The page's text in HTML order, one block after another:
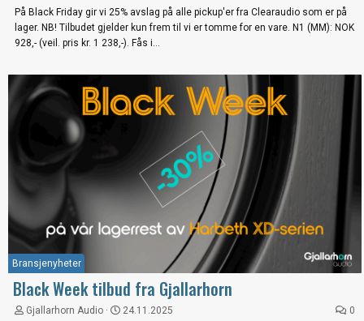
På Black Friday gir vi 25% avslag på alle pickup'er fra Clearaudio som er på
lager. NB! Tilbudet gjelder kun frem til vi er tomme for en vare. N1 (MM): NOK
928,- (veil. pris kr. 1 238,-). Fås i...
Bransjenyheter
Black Week tilbud fra Gjallarhorn
Gjallarhorn Audio 24.11.2025 0